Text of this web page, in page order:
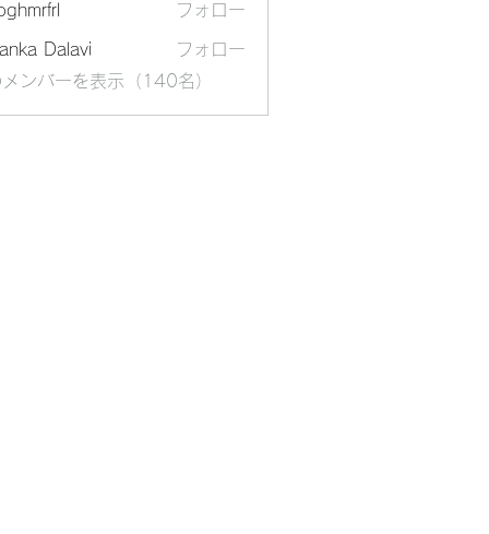
フォロー
Dalavi
フォロー
ンバーを表示（140名）